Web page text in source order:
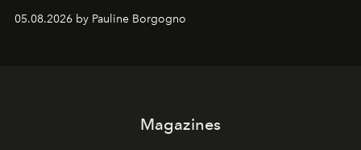
05.08.2026 by Pauline Borgogno
Magazines